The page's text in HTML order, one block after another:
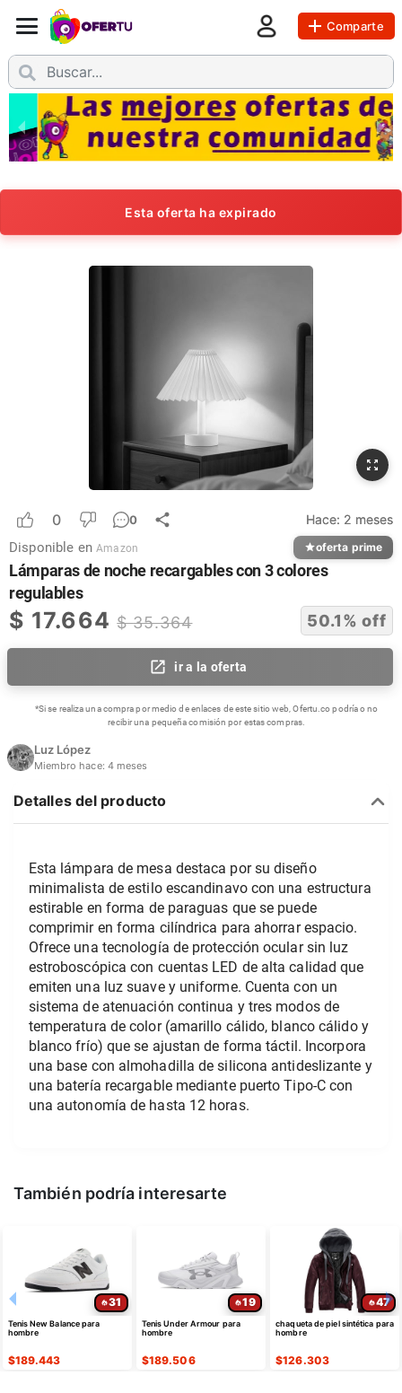
Comparte
Esta oferta ha expirado
0 0 Hace: 2 meses
Disponible en Amazon oferta prime
Lámparas de noche recargables con 3 colores
regulables
$ 17.664 $35.364 50.1% off
ir a la oferta
*Si se realiza una compra por medio de enlaces de este sitio web, Ofertu.co podría o no
recibir una pequeña comisión por estas compras.
Luz López
Miembro hace: 4 meses
Detalles del producto
Esta lámpara de mesa destaca por su diseño
minimalista de estilo escandinavo con una estructura
estirable en forma de paraguas que se puede
comprimir en forma cilíndrica para ahorrar espacio.
Ofrece una tecnología de protección ocular sin luz
estroboscópica con cuentas LED de alta calidad que
emiten una luz suave y uniforme. Cuenta con un
sistema de atenuación continua y tres modos de
temperatura de color (amarillo cálido, blanco cálido y
blanco frío) que se ajustan de forma táctil. Incorpora
una base con almohadilla de silicona antideslizante y
una batería recargable mediante puerto Tipo-C con
una autonomía de hasta 12 horas.
También podría interesarte
31
Tenis New Balance para
hombre
$189.443
19
Tenis Under Armour para
hombre
$189.506
47
chaqueta de piel sintética para
hombre
$126.303